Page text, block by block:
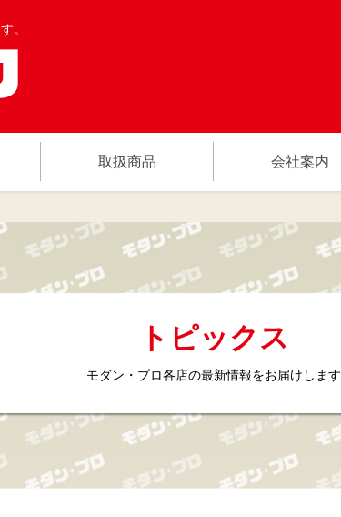
。
取扱商品 会社案内
トピックス
モダン・プロ各店の最新情報をお届けします